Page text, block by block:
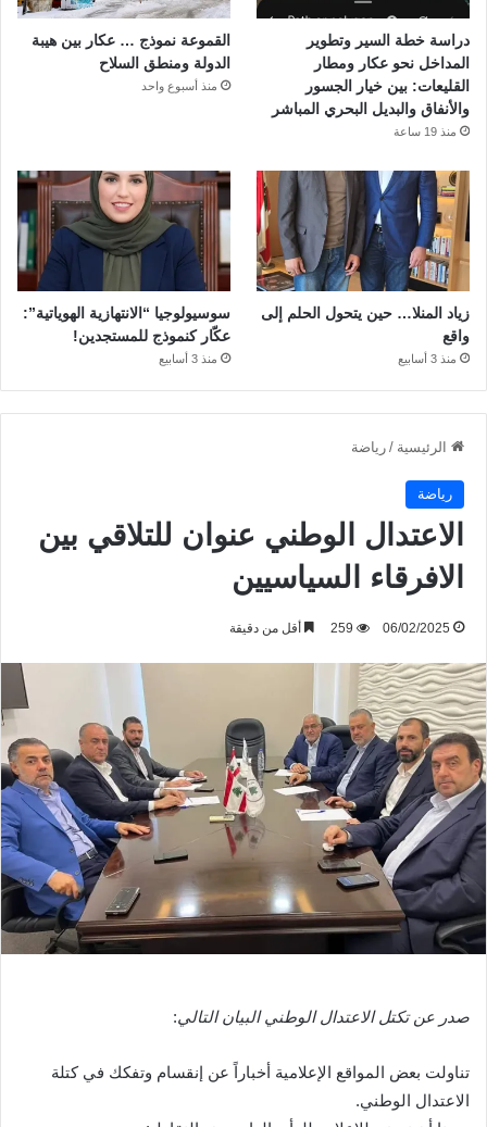
الرئيسية / رياضة
رياضة
الاعتدال الوطني عنوان للتلاقي بين
الافرقاء السياسيين
06/02/2025
259 أقل من دقيقة
صدر عن تكتل الاعتدال الوطني البيان التالي:
تناولت بعض المواقع الإعلامية أخباراً عن إنقسام وتفكك في كتلة
الاعتدال الوطني.
دراسة خطة السير وتطوير
المداخل نحو عكار ومطار
القليعات: بين خيار الجسور
والأنفاق والبديل البحري المباشر
منذ 19 ساعة
القموعة نموذج … عكار بين هيبة
الدولة ومنطق السلاح
منذ أسبوع واحد
زياد المنلا… حين يتحول الحلم إلى
واقع
منذ 3 أسابيع
سوسيولوجيا “الانتهازية الهوياتية”:
عكّار كنموذج للمستجدين!
منذ 3 أسابيع